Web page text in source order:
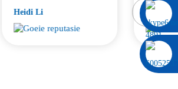
Heidi Li Petrie L.